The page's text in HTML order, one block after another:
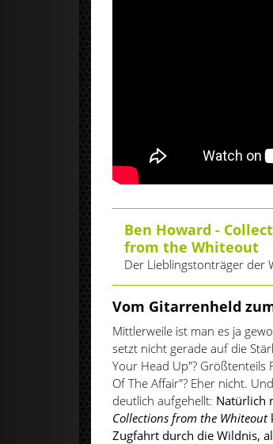
Ben Howard -
from the Whiteout
Der Lieblingstonträger der
Vom Gitarrenheld
Mittlerweile ist man es ja
setzt nicht gerade auf die
Your Head Up"? Größtenteils
Of The Affair"? Eher nicht.
deutlich aufgehellt: Natürlich
Collections from the Whiteout
Zugfahrt durch die Wildnis,